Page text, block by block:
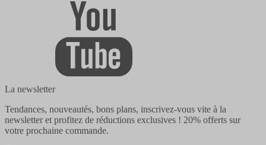
La newsletter
Tendances, nouveautés, bons plans, inscrivez-vous vite à la
newsletter et profitez de réductions exclusives ! 20% offerts sur
votre prochaine commande.